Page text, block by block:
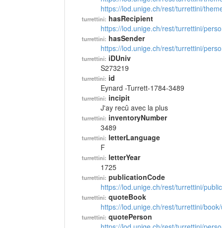
https://lod.unige.ch/rest/turrettini/
turrettini: hasRecipient
https://lod.unige.ch/rest/turrettini/
turrettini: hasSender
https://lod.unige.ch/rest/turrettini/
turrettini: iDUniv
S273219
turrettini: id
Eynard -Turrett-1784-3489
turrettini: incipit
J'ay recû avec la plus
turrettini: inventoryNumber
3489
turrettini: letterLanguage
F
turrettini: letterYear
1725
turrettini: publicationCode
https://lod.unige.ch/rest/turrettini/
turrettini: quoteBook
https://lod.unige.ch/rest/turrettini/
turrettini: quotePerson